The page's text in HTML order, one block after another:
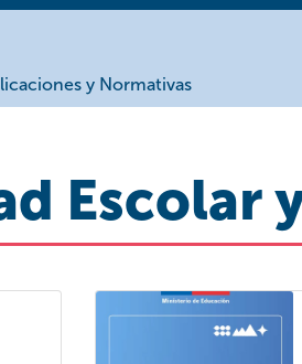
y Normativas
Escolar